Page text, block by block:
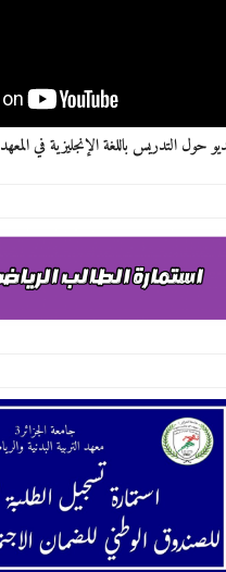
حول التدريس باللغة الإنجليزية في المعهد